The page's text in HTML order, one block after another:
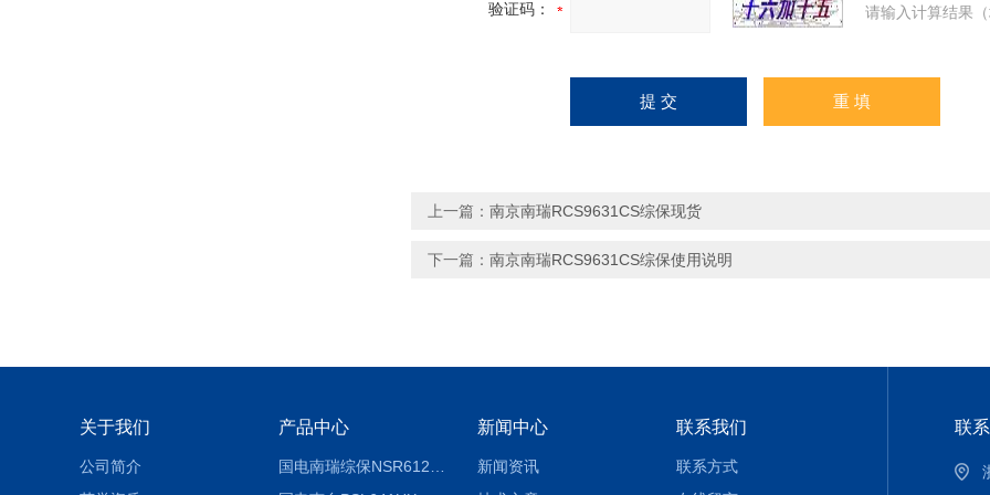
验证码： 请输入计算结果
上一篇： 南京南瑞RCS9631CS综保现货
下一篇： 南京南瑞RCS9631CS综保使用说明
关于我们
公司简介
产品中心 新闻中心
新闻资讯
联系我们
联系方式
联